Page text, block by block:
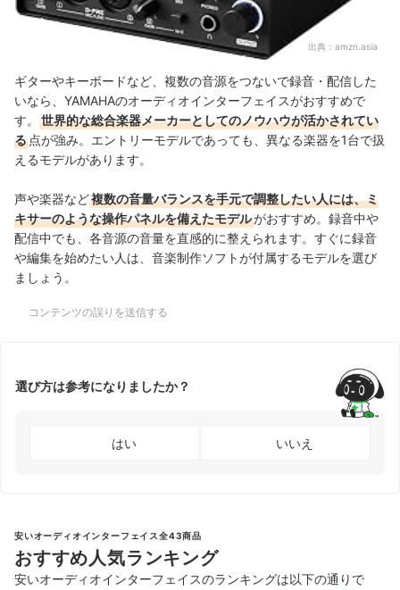
出典： amzn.asia
ギターやキーボードなど、複数の音源をつないで録音・配信した
いなら、YAMAHAのオーディオインターフェイスがおすすめで
す。
世界的な総合楽器メーカーとしてのノウハウが活かされてい
る 点が強み。エントリーモデルであっても、異なる楽器を1台で扱
えるモデルがあります。
声や楽器など複数の音量バランスを手元で調整したい人には、ミ
キサーのような操作パネルを備えたモデルがおすすめ。録音中や
配信中でも、各音源の音量を直感的に整えられます。すぐに録音
や編集を始めたい人は、音楽制作ソフトが付属するモデルを選び
ましょう。
コンテンツの誤りを送信する
選び方は参考になりましたか？
はい いいえ
安いオーディオインターフェイス全43商品
おすすめ人気ランキング
安いオーディオインターフェイスのランキングは以下の通りで